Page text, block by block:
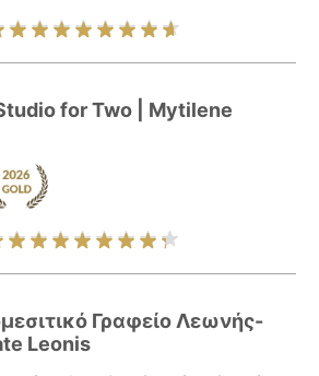
for Two | Mytilene
Γραφείο Λεωνής-
Leonis